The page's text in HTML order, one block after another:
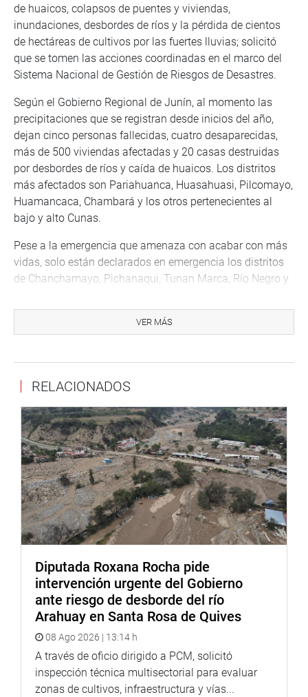
de huaicos, colapsos de puentes y viviendas,
inundaciones, desbordes de ríos y la pérdida de cientos
de hectáreas de cultivos por las fuertes lluvias; solicitó
que se tomen las acciones coordinadas en el marco del
Sistema Nacional de Gestión de Riesgos de Desastres.
Según el Gobierno Regional de Junín, al momento las
precipitaciones que se registran desde inicios del año,
dejan cinco personas fallecidas, cuatro desaparecidas,
más de 500 viviendas afectadas y 20 casas destruidas
por desbordes de ríos y caída de huaicos. Los distritos
más afectados son Pariahuanca, Huasahuasi, Pilcomayo,
Huamancaca, Chambará y los otros pertenecientes al
bajo y alto Cunas.
Pese a la emergencia que amenaza con acabar con más
vidas, solo están declarados en emergencia los distritos
de Chanchamayo, Pichanaqui, Tunan Marca, Río Negro y
luto y sin hogar, el Gobierno Central debe dejar de
priorizar solo algunas regiones y atender de manera
VER MÁS
RELACIONADOS
Diputada Roxana Rocha pide
intervención urgente del Gobierno
ante riesgo de desborde del río
Arahuay en Santa Rosa de Quives
08 Ago 2026 | 13:14 h
A través de oficio dirigido a PCM, solicitó
inspección técnica multisectorial para evaluar
zonas de cultivos, infraestructura y vías...